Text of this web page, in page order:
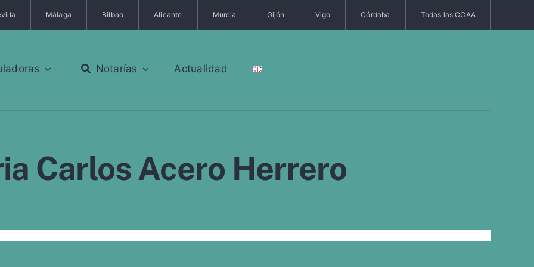
Málaga Bilbao Alicante Murcia Gijón Vigo Córdoba Todas las CCAA
Notarías Actualidad
Carlos Acero Herrero